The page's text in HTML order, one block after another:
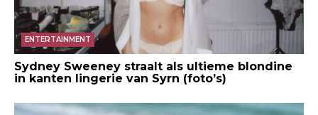
ENTERTAINMENT
Sydney Sweeney straalt als ultieme blondine
in kanten lingerie van Syrn (foto’s)